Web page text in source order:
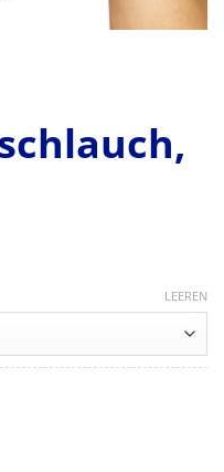
LEEREN